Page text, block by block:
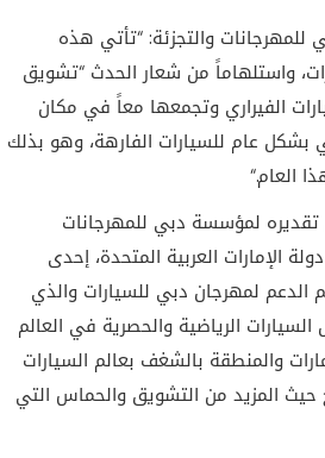
والتجزئة: “تأتي هذه
واستلهاماً من شعار الحدث “تشويق
الفيراري وتجمعها معاً في مكان
بشكل عام للسيارات الفارهة، وهو بذلك
العام“.
تقديره لمؤسسة دبي للمهرجانات
الإمارات العربية المتحدة، إحدى
الدعم لمهرجان دبي للسيارات والذي
الرياضية والحصرية في العالم
والمنطقة بالشغف بعالم السيارات
حيث المزيد من التشويق والحماس التي